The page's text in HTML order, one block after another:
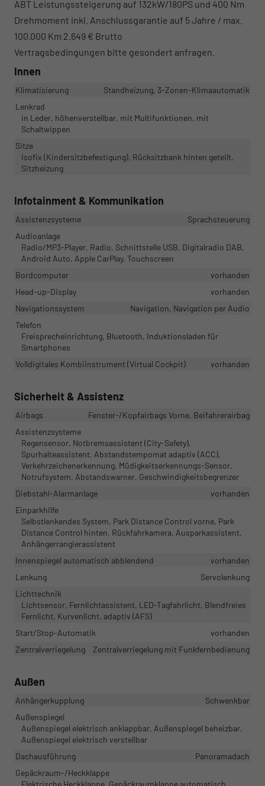
ABT Leistungssteigerung auf 132kW/180PS und 400 Nm
Drehmoment inkl. Anschlussgarantie auf 5 Jahre / max.
100.000 Km 2.649 € Brutto
Vertragsbedingungen bitte gesondert anfragen.
Innen
Klimatisierung
Standheizung, 3-Zonen-Klimaautomatik
Lenkrad
in Leder, höhenverstellbar, mit Multifunktionen, mit
Schaltwippen
Sitze
Isofix (Kindersitzbefestigung), Rücksitzbank hinten geteilt,
Sitzheizung
Infotainment & Kommunikation
Assistenzsysteme
Sprachsteuerung
Audioanlage
Radio/MP3-Player, Radio, Schnittstelle USB, Digitalradio DAB,
Android Auto, Apple CarPlay, Touchscreen
Bordcomputer
vorhanden
Head-up-Display
vorhanden
Navigationssystem
Navigation, Navigation per Audio
Telefon
Freisprecheinrichtung, Bluetooth, Induktionsladen für
Smartphones
Volldigitales Kombiinstrument (Virtual Cockpit)
vorhanden
Sicherheit & Assistenz
Airbags
Fenster-/Kopfairbags Vorne, Beifahrerairbag
Assistenzsysteme
Regensensor, Notbremsassistent (City-Safety),
Spurhalteassistent, Abstandstempomat adaptiv (ACC),
Verkehrzeichenerkennung, Müdigkeitserkennungs-Sensor,
Notrufsystem, Abstandswarner, Geschwindigkeitsbegrenzer
Diebstahl-Alarmanlage
vorhanden
Einparkhilfe
Selbstlenkendes System, Park Distance Control vorne, Park
Distance Control hinten, Rückfahrkamera, Ausparkassistent,
Anhängerrangierassistent
Innenspiegel automatisch abblendend
vorhanden
Lenkung
Servolenkung
Lichttechnik
Lichtsensor, Fernlichtassistent, LED-Tagfahrlicht, Blendfreies
Fernlicht, Kurvenlicht, adaptiv (AFS)
Start/Stop-Automatik
vorhanden
Zentralverriegelung
Zentralverriegelung mit Funkfernbedienung
Außen
Anhängerkupplung
Schwenkbar
Außenspiegel
Außenspiegel elektrisch anklappbar, Außenspiegel beheizbar,
Außenspiegel elektrisch verstellbar
Dachausführung
Panoramadach
Gepäckraum-/Heckklappe
Elektrische Heckklappe, Gepäckraumklappe automatisch